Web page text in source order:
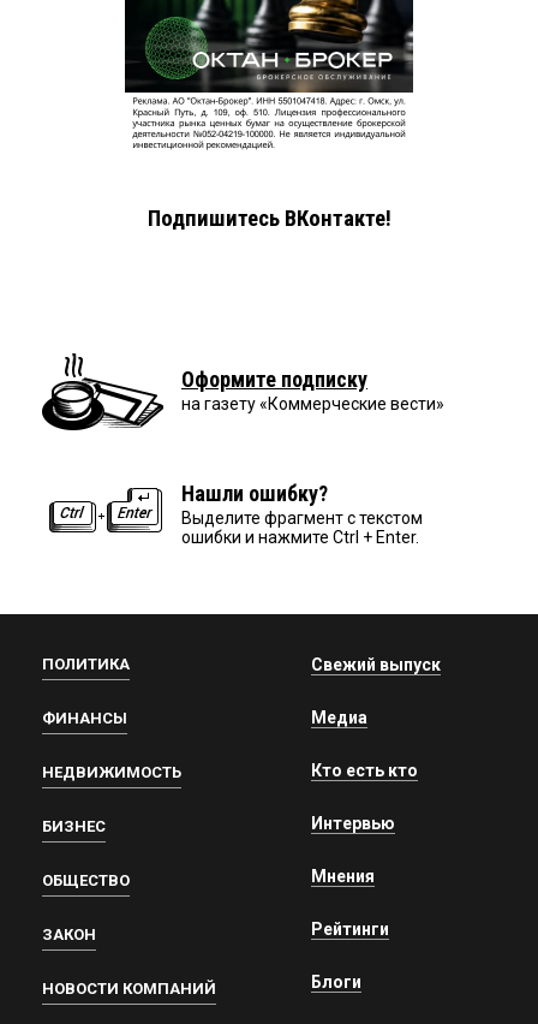
Подпишитесь ВКонтакте!
Оформите подписку
на газету «Коммерческие вести»
Нашли ошибку?
Выделите фрагмент с текстом
ошибки и нажмите Ctrl + Enter.
ПОЛИТИКА
ФИНАНСЫ
НЕДВИЖИМОСТЬ
БИЗНЕС
ОБЩЕСТВО
ЗАКОН
НОВОСТИ КОМПАНИЙ
Свежий выпуск
Медиа
Кто есть кто
Интервью
Мнения
Рейтинги
Блоги